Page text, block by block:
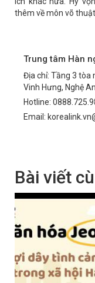
thêm về môn võ
Trung tâm Hàn
Địa chỉ: Tầng 3 tòa
Vinh Hưng, Nghệ An
Hotline:
Email:
Bài viết